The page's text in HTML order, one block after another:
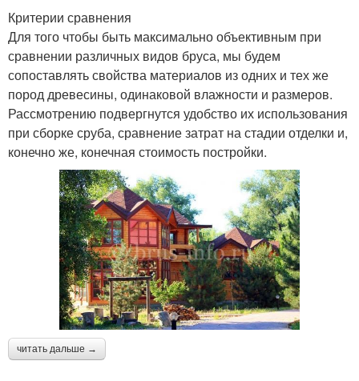
Критерии сравнения
Для того чтобы быть максимально объективным при
сравнении различных видов бруса, мы будем
сопоставлять свойства материалов из одних и тех же
пород древесины, одинаковой влажности и размеров.
Рассмотрению подвергнутся удобство их использования
при сборке сруба, сравнение затрат на стадии отделки и,
конечно же, конечная стоимость постройки.
читать дальше →